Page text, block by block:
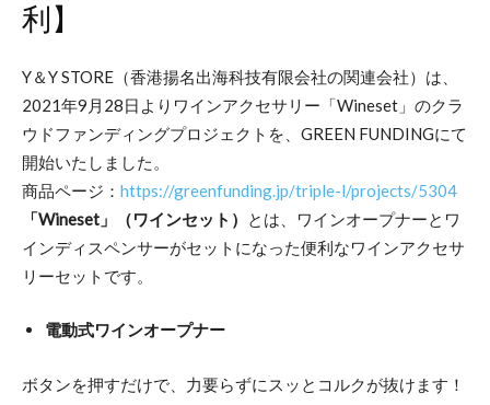
利】
Y＆Y STORE（香港揚名出海科技有限会社の関連会社）は、
2021年9月28日よりワインアクセサリー「Wineset」のクラ
ウドファンディングプロジェクトを、GREEN FUNDINGにて
開始いたしました。
商品ページ： https://greenfunding.jp/triple-l/projects/5304
「Wineset」（ワインセット）
とは、ワインオープナーとワ
インディスペンサーがセットになった便利なワインアクセサ
リーセットです。
電動式ワインオープナー
ボタンを押すだけで、力要らずにスッとコルクが抜けます！